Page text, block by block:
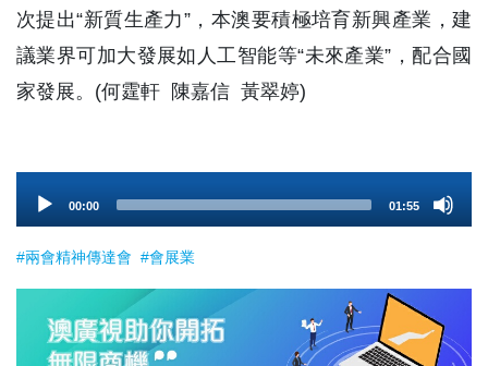
次提出“新質生產力”，本澳要積極培育新興產業，建
議業界可加大發展如人工智能等“未來產業”，配合國
家發展。(何霆軒 陳嘉信 黃翠婷)
Player
00:00 01:55
#兩會精神傳達會 #會展業